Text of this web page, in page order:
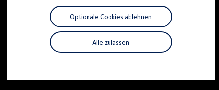
Motorenöl und Flüssigkeiten
Räder und Reifen
Pannen- und Unfallhilfe
Economy Service
Volkswagen Teile
Zubehör
Alle zulassen
Optionale Cookies ablehnen